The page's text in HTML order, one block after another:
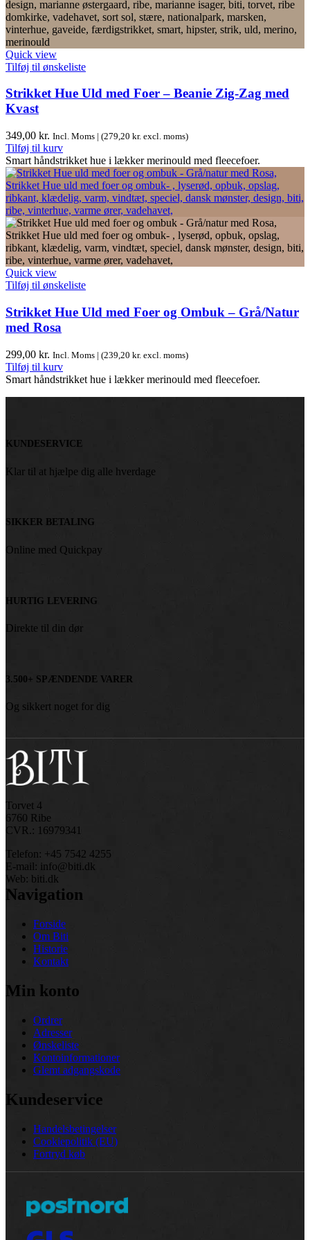
Quick view
Tilføj til ønskeliste
Strikket Hue Uld med Foer – Beanie Zig-Zag med
Kvast
349,00 kr. Incl. Moms | (279,20 kr. excl. moms)
Tilføj til kurv
Smart håndstrikket hue i lækker merinould med fleecefoer.
Quick view
Tilføj til ønskeliste
Strikket Hue Uld med Foer og Ombuk – Grå/Natur
med Rosa
299,00 kr. Incl. Moms | (239,20 kr. excl. moms)
Tilføj til kurv
Smart håndstrikket hue i lækker merinould med fleecefoer.
KUNDESERVICE
Klar til at hjælpe dig alle hverdage
SIKKER BETALING
Online med Quickpay
HURTIG LEVERING
Direkte til din dør
3.500+ SPÆNDENDE VARER
Og sikkert noget for dig
Torvet 4
6760 Ribe
CVR.: 16979341
Telefon: +45 7542 4255
E-mail: info@biti.dk
Web: biti.dk
Navigation
Forside
Om Biti
Historie
Kontakt
Min konto
Ordrer
Adresser
Ønskeliste
Kontoinformationer
Glemt adgangskode
Kundeservice
Handelsbetingelser
Cookiepolitik (EU)
Fortryd køb